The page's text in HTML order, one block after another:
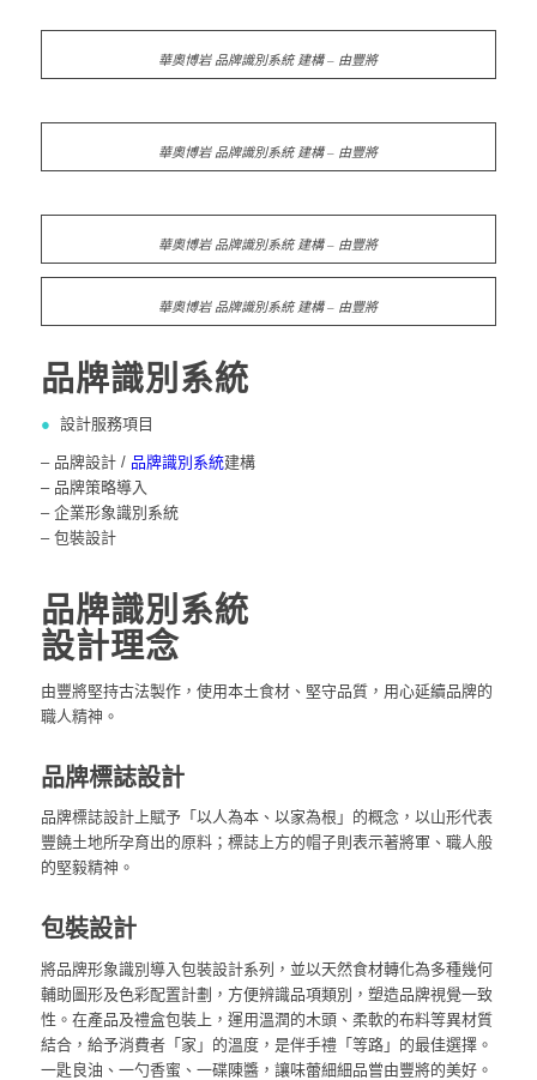
華奧博岩 品牌識別系統 建構 – 由豐將
華奧博岩 品牌識別系統 建構 – 由豐將
華奧博岩 品牌識別系統 建構 – 由豐將
華奧博岩 品牌識別系統 建構 – 由豐將
品牌識別系統
● 設計服務項目
– 品牌設計 / 品牌識別系統建構
– 品牌策略導入
– 企業形象識別系統
– 包裝設計
品牌識別系統
設計理念
由豐將堅持古法製作，使用本土食材、堅守品質，用心延續品牌的
職人精神。
品牌標誌設計
品牌標誌設計上賦予「以人為本、以家為根」的概念，以山形代表
豐饒土地所孕育出的原料；標誌上方的帽子則表示著將軍、職人般
的堅毅精神。
包裝設計
將品牌形象識別導入包裝設計系列，並以天然食材轉化為多種幾何
輔助圖形及色彩配置計劃，方便辨識品項類別，塑造品牌視覺一致
性。在產品及禮盒包裝上，運用溫潤的木頭、柔軟的布料等異材質
結合，給予消費者「家」的溫度，是伴手禮「等路」的最佳選擇。
一匙良油、一勺香蜜、一碟陳醬，讓味蕾細細品嘗由豐將的美好。